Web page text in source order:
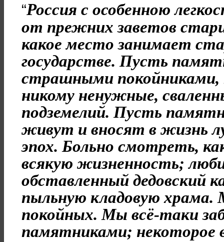
“Россия с особенною
от прежних заветов
какое место занимает
государстве. Пусть
страшными покойниками,
никому ненужные,
подземелий. Пусть
живут и вносят в жизнь
эпох. Больно смотреть,
всякую жизненность;
обставленный дедовский
пыльную кладовую храма.
покойных. Мы всё-таки
памятниками; некоторое